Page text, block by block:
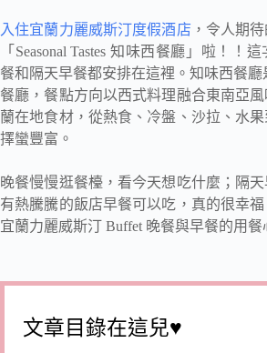
入住宜蘭力麗威斯汀度假酒店 ，令人期
「Seasonal Tastes 知味西餐廳」啦！！
餐和隔天早餐都安排在這裡。知味西餐廳
餐廳，餐點方向以西式料理融合東南亞
蘭在地食材，從熱食、冷盤、沙拉、水
擇蠻豐富。
晚餐慢慢逛餐檯，看今天想吃什麼；隔
有熱騰騰的飯店早餐可以吃，真的很幸
宜蘭力麗威斯汀 Buffet 晚餐與早餐的用餐
文章目錄在這兒♥